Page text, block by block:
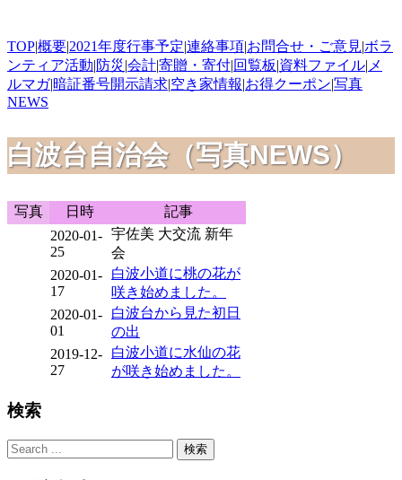
TOP|概要|2021年度行事予定|連絡事項|お問合せ・ご意見|ボラ
ンティア活動|防災|会計|寄贈・寄付|回覧板|資料ファイル| メ
ルマガ|暗証番号開示請求|空き家情報|お得クーポン|写真
NEWS
白波台自治会（写真NEWS）
写真 日時
記事
2020-01-
25
宇佐美 大交流 新年
会
2020-01-
17
白波小道に桃の花が
咲き始めました。
2020-01-
01
白波台から見た初日
の出
2019-12-
27
白波小道に水仙の花
が咲き始めました。
検索